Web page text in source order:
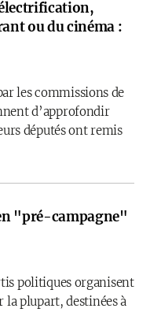
ou du cinéma :
les commissions de
d’approfondir
députés ont remis
"pré-campagne"
politiques organisent
la plupart, destinées à